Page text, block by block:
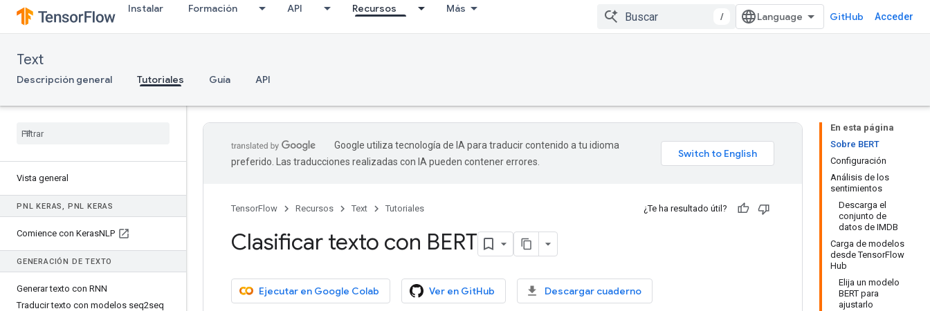
Instalar Formación API Recursos Más
/ GitHub Acceder
Text
Descripción general Tutoriales Guía API
Vista general
PNL KERAS, PNL KERAS
Comience con KerasNLP
GENERACIÓN DE TEXTO
Generar texto con RNN
Traducir texto con modelos seq2seq
En esta página
Sobre BERT
Configuración
Análisis de los
sentimientos
Descarga el
conjunto de
datos de IMDB
Carga de modelos
desde TensorFlow
Hub
Elija un modelo
BERT para
ajustarlo
Google utiliza tecnología de IA para traducir contenido a tu idioma
preferido. Las traducciones realizadas con IA pueden contener errores.
TensorFlow Recursos Text Tutoriales ¿Te ha resultado útil?
Clasificar texto con BERT
Ejecutar en Google Colab Ver en GitHub Descargar cuaderno